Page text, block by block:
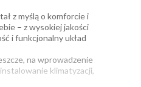
z myślą o komforcie i
– z wysokiej jakości
i funkcjonalny układ
na wprowadzenie
klimatyzacji,